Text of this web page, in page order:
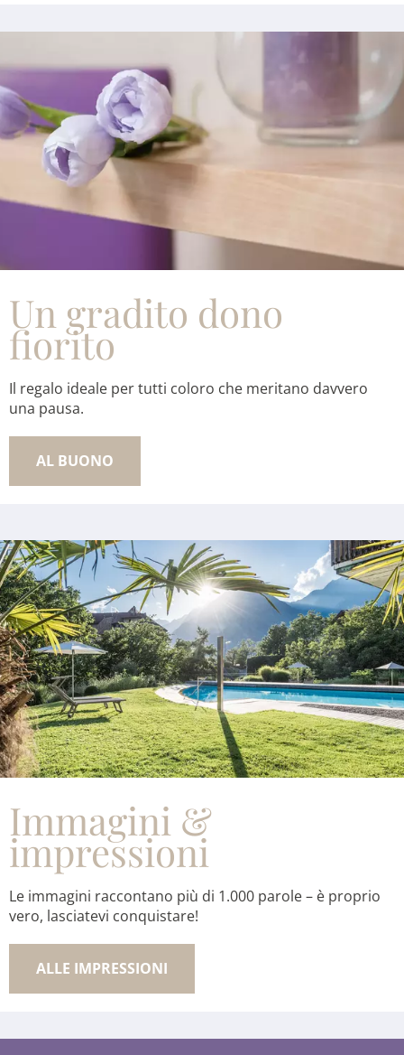
Un gradito dono
fiorito
Il regalo ideale per tutti coloro che meritano davvero
una pausa.
AL BUONO
Immagini &
impressioni
Le immagini raccontano più di 1.000 parole – è proprio
vero, lasciatevi conquistare!
ALLE IMPRESSIONI